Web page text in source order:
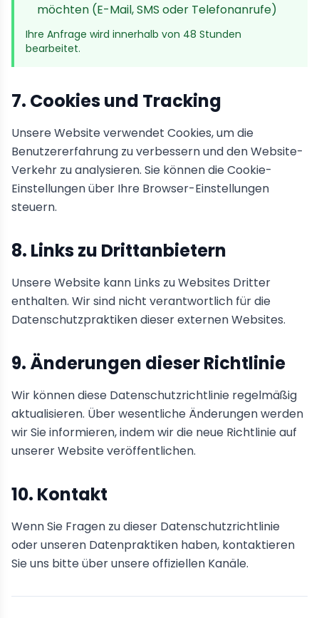
möchten (E-Mail, SMS oder Telefonanrufe)
Ihre Anfrage wird innerhalb von 48 Stunden
bearbeitet.
7. Cookies und Tracking
Unsere Website verwendet Cookies, um die
Benutzererfahrung zu verbessern und den Website-
Verkehr zu analysieren. Sie können die Cookie-
Einstellungen über Ihre Browser-Einstellungen
steuern.
8. Links zu Drittanbietern
Unsere Website kann Links zu Websites Dritter
enthalten. Wir sind nicht verantwortlich für die
Datenschutzpraktiken dieser externen Websites.
9. Änderungen dieser Richtlinie
Wir können diese Datenschutzrichtlinie regelmäßig
aktualisieren. Über wesentliche Änderungen werden
wir Sie informieren, indem wir die neue Richtlinie auf
unserer Website veröffentlichen.
10. Kontakt
Wenn Sie Fragen zu dieser Datenschutzrichtlinie
oder unseren Datenpraktiken haben, kontaktieren
Sie uns bitte über unsere offiziellen Kanäle.